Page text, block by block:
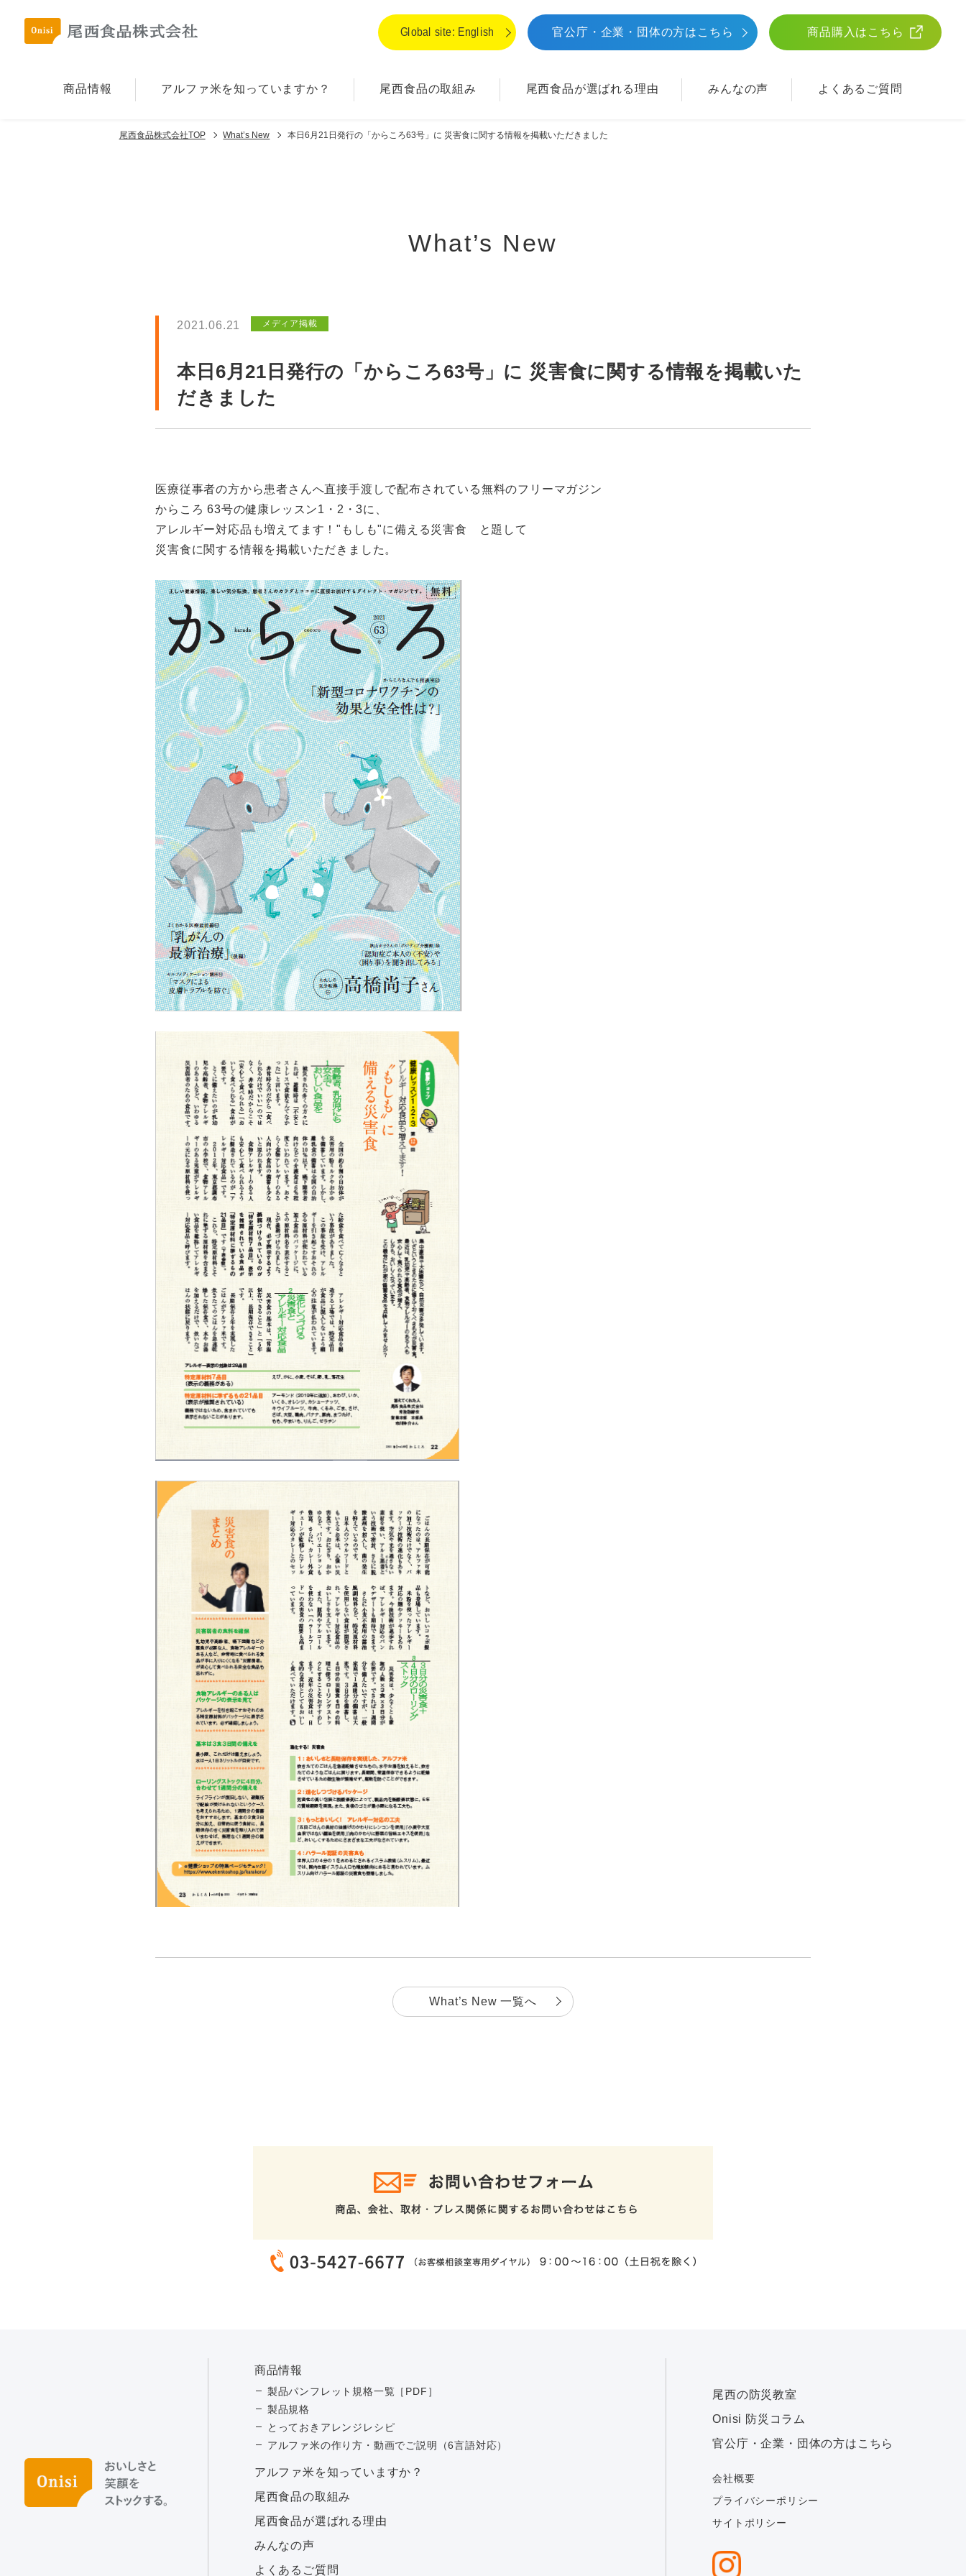
Global site: English 官公庁・企業・団体の方はこちら 商品購入はこちら
商品情報 アルファ⽶を知っていますか？ 尾西食品の取組み 尾西食品が選ばれる理由 みんなの声 よくあるご質問
尾西食品株式会社TOP What’s New 本日6月21日発行の「からころ63号」に 災害食に関する情報を掲載いただきました
What’s New
2021.06.21 メディア掲載
本日6月21日発行の「からころ63号」に 災害食に関する情報を掲載いた
だきました
医療従事者の方から患者さんへ直接手渡しで配布されている無料のフリーマガジン
からころ 63号の健康レッスン1・2・3に、
アレルギー対応品も増えてます！"もしも"に備える災害食 と題して
災害食に関する情報を掲載いただきました。
What’s New 一覧へ
商品情報
製品パンフレット規格一覧［PDF］
製品規格
とっておきアレンジレシピ
アルファ米の作り方・動画でご説明（6言語対応）
アルファ⽶を知っていますか？
尾西食品の取組み
尾西食品が選ばれる理由
みんなの声
よくあるご質問
尾西の防災教室
Onisi 防災コラム
官公庁・企業・団体の方はこちら
会社概要
プライバシーポリシー
サイトポリシー